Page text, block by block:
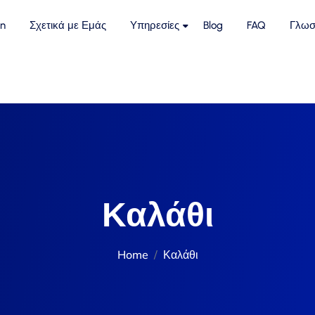
Σχετικά με Εμάς Υπηρεσίες Blog FAQ
Καλάθι
Home Καλάθι